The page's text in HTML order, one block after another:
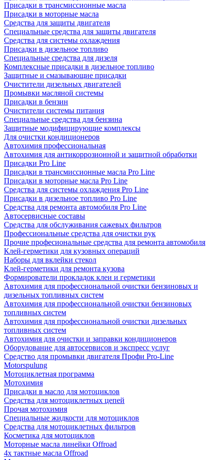
Присадки в трансмиссионные масла
Присадки в моторные масла
Средства для защиты двигателя
Специальныe средства для защиты двигателя
Средства для системы охлаждения
Присадки в дизельное топливо
Спeциальные средства для дизеля
Комплексные присадки в дизельное топливо
Защитные и смазывающие присадки
Очистители дизельных двигателей
Промывки масляной системы
Присадки в бензин
Очистители системы питания
Специальные срeдства для бензина
Защитные модифицирующие комплексы
Для очистки кондиционеров
Автохимия профессиональная
Автохимия для антикоррозионной и защитной обработки
Присадки Pro Line
Присадки в трансмиссионные масла Pro Line
Присадки в моторные масла Pro Line
Средства для системы охлаждения Pro Line
Присадки в дизельное топливо Pro Line
Средства для ремонта автомобиля Pro Line
Автосервисные составы
Средства для обслуживания сажевых фильтров
Профессиональные средства для очистки рук
Прочие професиональные средства для ремонта автомобиля
Клей-герметики для кузовных операций
Наборы для вклейки стекол
Клей-герметики для ремонта кузова
Формирователи прокладок клеи и герметики
Автохимия для профессиональной очистки бензиновых и
дизельных топливных систем
Автохимия для профессиональной очистки бензиновых
топливных систем
Автохимия для профессиональной очистки дизельных
топливных систем
Автохимия для очистки и заправки кондиционеров
Оборудование для автосервисов и экспресс услуг
Средство для промывки двигателя Профи Pro-Line
Motorspulung
Мотоциклетная программа
Мотохимия
Присадки в масло для мотоциклов
Средства для мотоциклетных цепей
Прочая мотохимия
Специальные жидкости для мотоциклов
Средства для мотоциклетных фильтров
Косметика для мотоциклов
Моторные масла линейки Offroad
4х тактные масла Offroad